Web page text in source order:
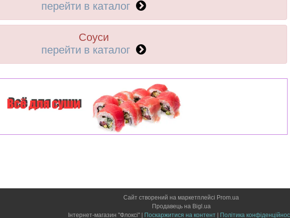
перейти в каталог
Соуси
перейти в каталог
Сайт створений на маркетплейсі Prom.ua
Продавець на Bigl.ua
Поскаржитися на контент Політика